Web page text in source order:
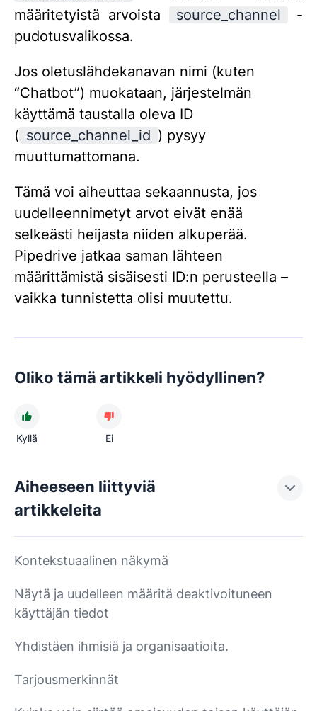
määritetyistä arvoista
source_channel
-
pudotusvalikossa.
Jos oletuslähdekanavan nimi (kuten
“Chatbot”) muokataan, järjestelmän
käyttämä taustalla oleva ID
( source_channel_id ) pysyy
muuttumattomana.
Tämä voi aiheuttaa sekaannusta, jos
uudelleennimetyt arvot eivät enää
selkeästi heijasta niiden alkuperää.
Pipedrive jatkaa saman lähteen
määrittämistä sisäisesti ID:n perusteella –
vaikka tunnistetta olisi muutettu.
Oliko tämä artikkeli hyödyllinen?
Kyllä Ei
Aiheeseen liittyviä
artikkeleita
Kontekstuaalinen näkymä
Näytä ja uudelleen määritä deaktivoituneen
käyttäjän tiedot
Yhdistäen ihmisiä ja organisaatioita.
Tarjousmerkinnät